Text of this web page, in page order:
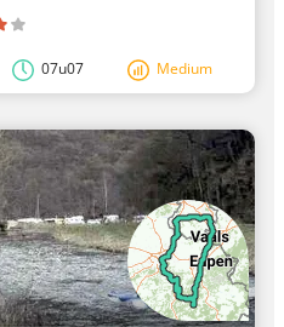
07u07 Medium